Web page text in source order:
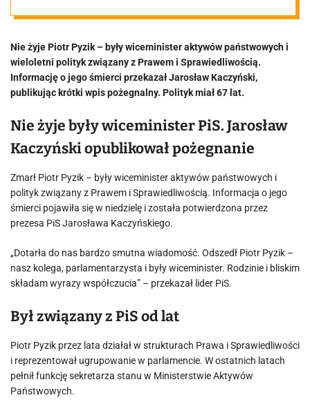
„niespodziewan
ym” odejściu.
Miał 67 lat
Nie żyje Piotr Pyzik – były wiceminister aktywów państwowych i
wieloletni polityk związany z Prawem i Sprawiedliwością.
Informację o jego śmierci przekazał Jarosław Kaczyński,
publikując krótki wpis pożegnalny. Polityk miał 67 lat.
Nie żyje były wiceminister PiS. Jarosław
Kaczyński opublikował pożegnanie
Zmarł Piotr Pyzik – były wiceminister aktywów państwowych i
polityk związany z Prawem i Sprawiedliwością. Informacja o jego
śmierci pojawiła się w niedzielę i została potwierdzona przez
prezesa PiS Jarosława Kaczyńskiego.
„Dotarła do nas bardzo smutna wiadomość. Odszedł Piotr Pyzik –
nasz kolega, parlamentarzysta i były wiceminister. Rodzinie i bliskim
składam wyrazy współczucia” – przekazał lider PiS.
Był związany z PiS od lat
Piotr Pyzik przez lata działał w strukturach Prawa i Sprawiedliwości
i reprezentował ugrupowanie w parlamencie. W ostatnich latach
pełnił funkcję sekretarza stanu w Ministerstwie Aktywów
Państwowych.